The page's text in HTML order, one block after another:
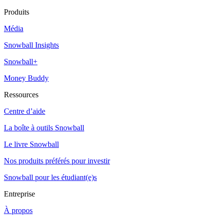
Produits
Média
Snowball Insights
Snowball+
Money Buddy
Ressources
Centre d’aide
La boîte à outils Snowball
Le livre Snowball
Nos produits préférés pour investir
Snowball pour les étudiant(e)s
Entreprise
À propos